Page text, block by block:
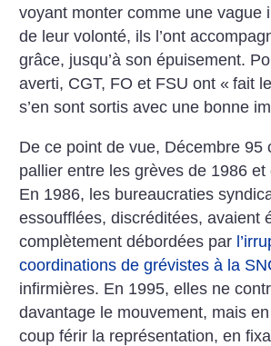
voyant monter comme une vague
de leur volonté, ils l’ont
grâce, jusqu’à son épuisement.
averti, CGT, FO et FSU ont « fait
s’en sont sortis avec une bonne
De ce point de vue, Décembre 95
pallier entre les grèves de 1986 et
En 1986, les bureaucraties
essoufflées, discréditées, avaient
complètement débordées par
coordinations de grévistes à la
infirmières. En 1995, elles ne
davantage le mouvement, mais
coup férir la représentation, en